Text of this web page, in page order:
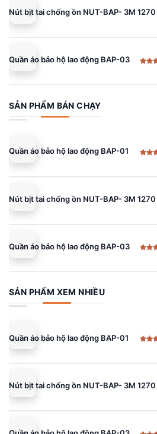
195.000 ₫.
Nút bịt tai chống ồn NUT-BAP- 3M 1270
Quần áo bảo hộ lao động BAP-03
hạng
Giá
là:
256.500 ₫.
Giá
tại
là:
195.000 ₫.
SẢN PHẨM BÁN CHẠY
Quần áo bảo hộ lao động BAP-01
5 sao
Giá
là:
Giá
tại
195.000 ₫.
Nút bịt tai chống ồn NUT-BAP- 3M 1270
Quần áo bảo hộ lao động BAP-03
hạng
Giá
gốc
là:
256.500 ₫.
Giá
hiện
tại
là:
195.000 ₫.
SẢN PHẨM XEM NHIỀU
Quần áo bảo hộ lao động BAP-01
5 sao
Giá
gốc
là:
Giá
hiện
tại
195.000 ₫.
Nút bịt tai chống ồn NUT-BAP- 3M 1270